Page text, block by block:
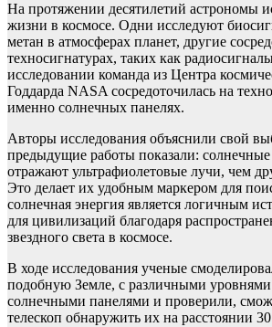
На протяжении десятилетий астрономы
жизни в космосе. Одни исследуют
метан в атмосферах планет, другие
техносигнатурах, таких как
исследовании команда из Центра
Годдарда NASA сосредоточилась на
именно солнечных панелях.
Авторы исследования объяснили свой
предыдущие работы показали:
отражают ультрафиолетовые лучи, чем
Это делает их удобным маркером для
солнечная энергия является логичным
для цивилизаций благодаря
звездного света в космосе.
В ходе исследования ученые
подобную Земле, с различными
солнечными панелями и проверили,
телескоп обнаружить их на расстоянии